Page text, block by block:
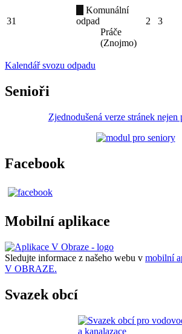
31
Komunální
odpad
Práče
(Znojmo)
2 3
Kalendář svozu odpadu
Senioři
Zjednodušená verze stránek nejen
Facebook
Mobilní aplikace
Sledujte informace z našeho webu v mobilní
V OBRAZE.
Svazek obcí